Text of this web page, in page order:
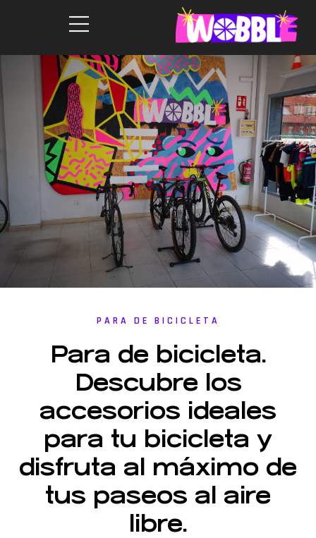
PARA DE BICICLETA
Para de bicicleta.
Descubre los
accesorios ideales
para tu bicicleta y
disfruta al máximo de
tus paseos al aire
libre.